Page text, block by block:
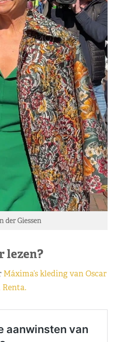
der Giessen
lezen?
Máxima’s kleding van Oscar
Renta.